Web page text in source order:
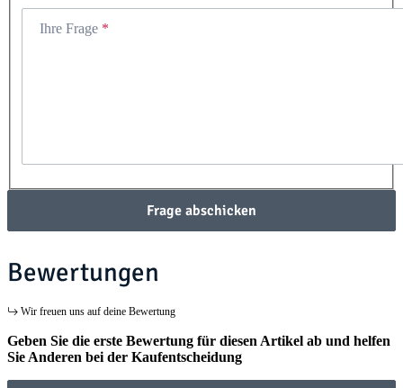
Ihre Frage
Frage abschicken
Bewertungen
Wir freuen uns auf deine Bewertung
Geben Sie die erste Bewertung für diesen Artikel ab und helfen
Sie Anderen bei der Kaufentscheidung